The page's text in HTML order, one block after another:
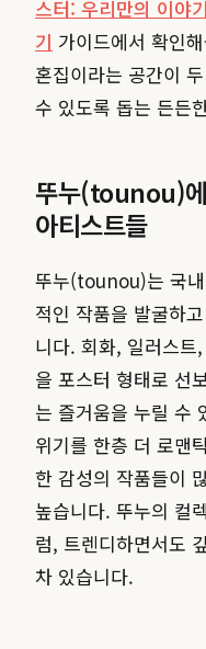
스터: 우리만의 이야
기 가이드에서 확인
혼집이라는 공간이
수 있도록 돕는 든든
뚜누(tounou)
아티스트들
뚜누(tounou)는 국
적인 작품을 발굴하
니다. 회화, 일러스트
을 포스터 형태로 선
는 즐거움을 누릴 수
위기를 한층 더 로맨
한 감성의 작품들이
높습니다. 뚜누의 컬
럼, 트렌디하면서도
차 있습니다.